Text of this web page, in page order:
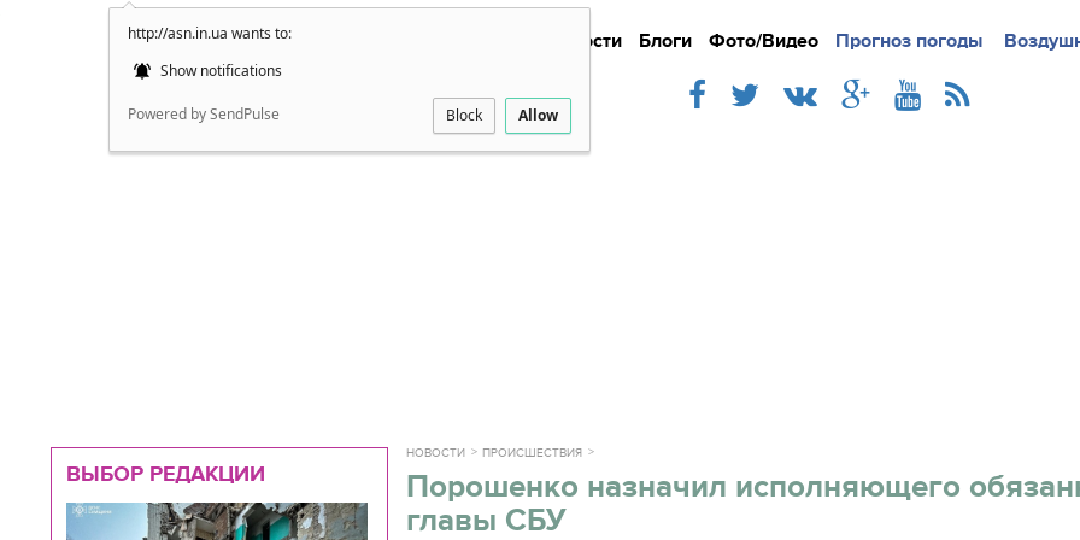
http://asn.in.ua wants to:
Show notifications
Powered by SendPulse Block Allow
Новости Блоги Фото/Видео Прогноз погоды
Подробно Новости
ВЫБОР РЕДАКЦИИ
НОВОСТИ ПРОИСШЕСТВИЯ
Порошенко назначил исполняющего
главы СБУ